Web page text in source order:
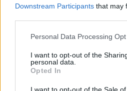
Downstream Participants that may
Personal Data Processing
I want to opt-out of the
personal data.
Opted In
Prendre immédiatement
recommandés (analyse,
Mettre des rappels dans
Informer les autres
concernés par le suivi